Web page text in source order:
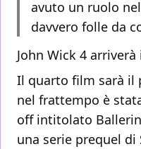
avuto un ruolo
davvero folle da
John Wick 4
Il quarto film sarà il
nel frattempo è
off intitolato
una serie prequel